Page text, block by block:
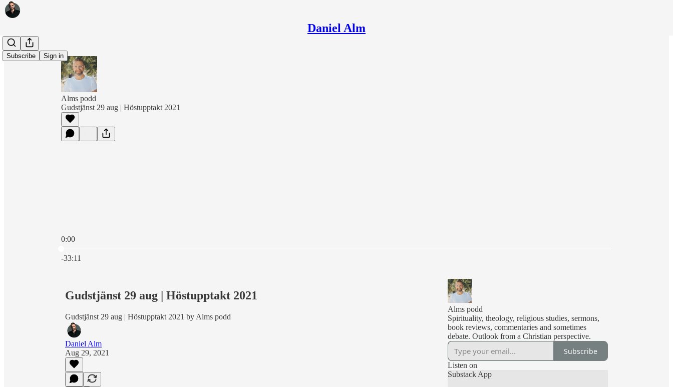
Daniel Alm
Subscribe Sign in
Alms podd
Gudstjänst 29 aug | Höstupptakt 2021
0:00
-33:11
Gudstjänst 29 aug | Höstupptakt 2021
Gudstjänst 29 aug | Höstupptakt 2021 by Alms podd
Daniel Alm
Aug 29, 2021
Alms podd
Spirituality, theology, religious studies, sermons,
book reviews, commentaries and sometimes
debate. Outlook from a Christian perspective.
Subscribe
Listen on
Substack App